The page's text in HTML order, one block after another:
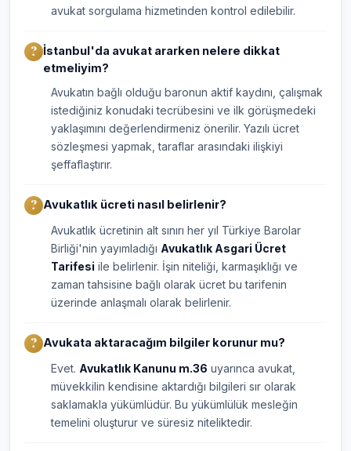
avukat sorgulama hizmetinden kontrol edilebilir.
İstanbul'da avukat ararken nelere dikkat
etmeliyim?
Avukatın bağlı olduğu baronun aktif kaydını, çalışmak
istediğiniz konudaki tecrübesini ve ilk görüşmedeki
yaklaşımını değerlendirmeniz önerilir. Yazılı ücret
sözleşmesi yapmak, taraflar arasındaki ilişkiyi
şeffaflaştırır.
Avukatlık ücreti nasıl belirlenir?
Avukatlık ücretinin alt sınırı her yıl Türkiye Barolar
Birliği'nin yayımladığı Avukatlık Asgari Ücret
Tarifesi ile belirlenir. İşin niteliği, karmaşıklığı ve
zaman tahsisine bağlı olarak ücret bu tarifenin
üzerinde anlaşmalı olarak belirlenir.
Avukata aktaracağım bilgiler korunur mu?
Evet. Avukatlık Kanunu m.36 uyarınca avukat,
müvekkilin kendisine aktardığı bilgileri sır olarak
saklamakla yükümlüdür. Bu yükümlülük mesleğin
temelini oluşturur ve süresiz niteliktedir.